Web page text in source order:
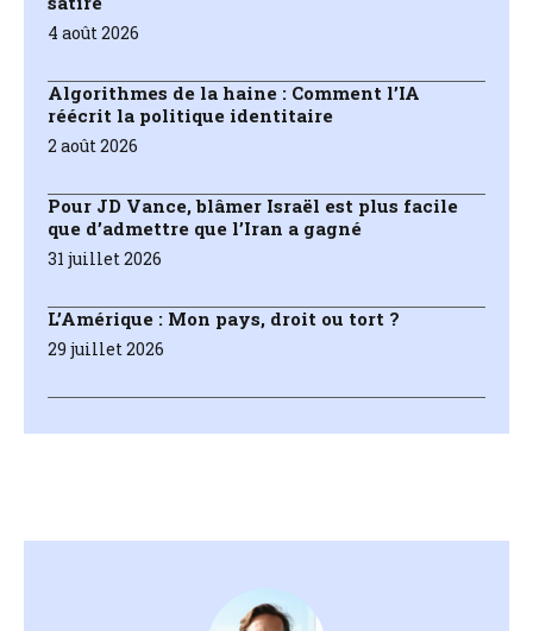
4 août 2026
Algorithmes de la haine : Comment l’IA
réécrit la politique identitaire
2 août 2026
Pour JD Vance, blâmer Israël est plus facile
que d’admettre que l’Iran a gagné
31 juillet 2026
L’Amérique : Mon pays, droit ou tort ?
29 juillet 2026